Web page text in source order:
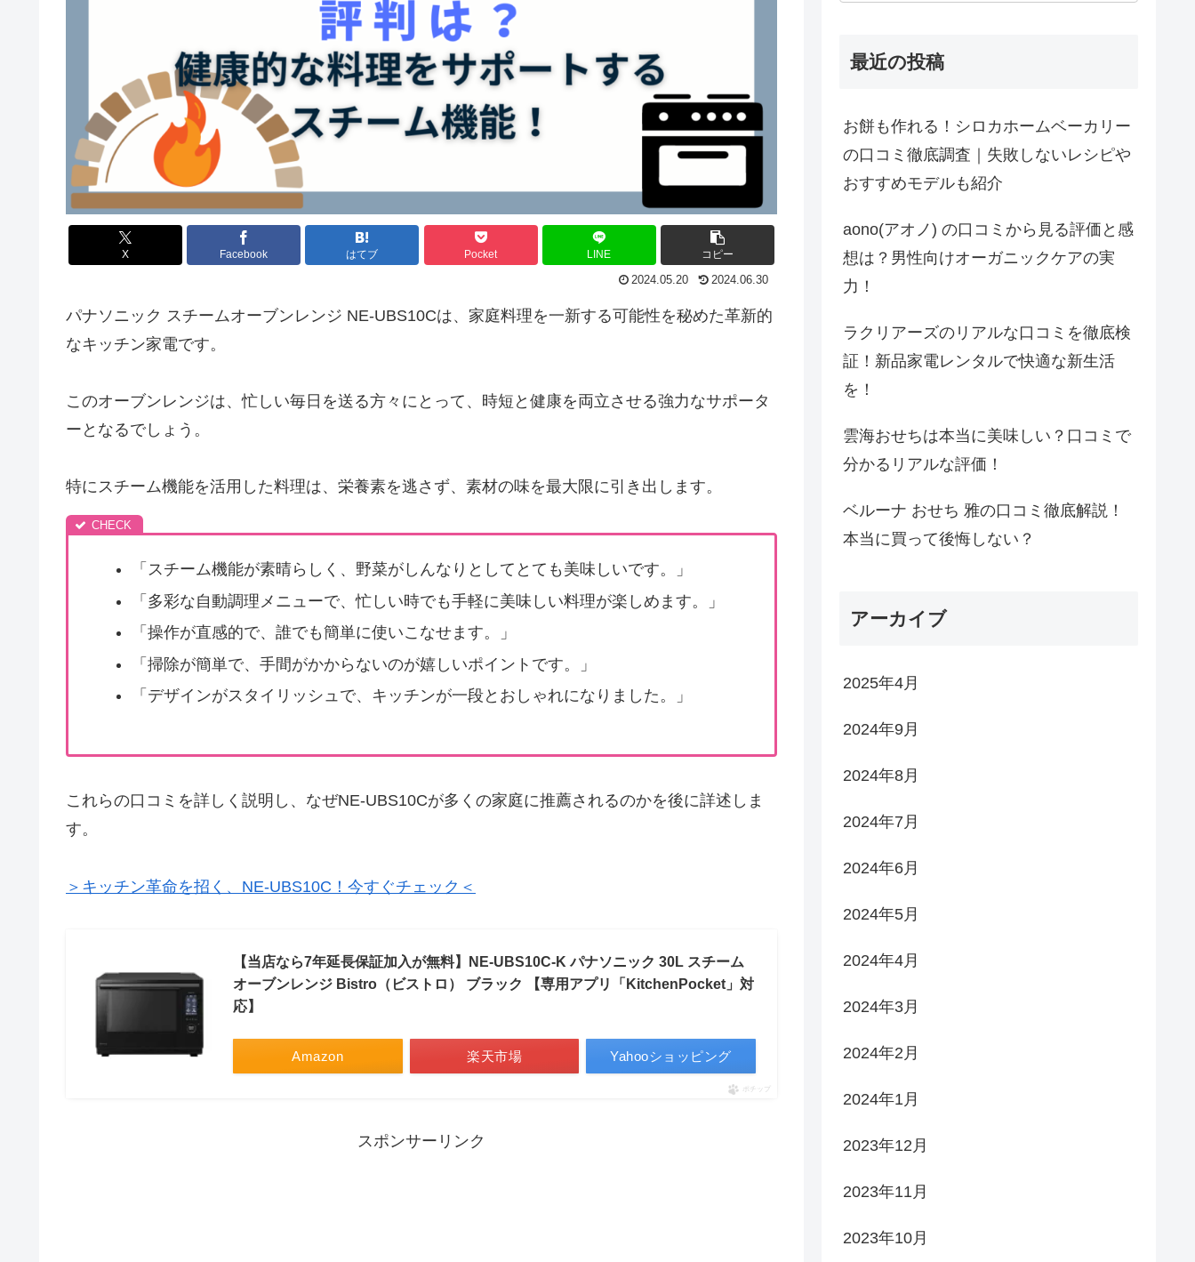
X Facebook はてブ Pocket LINE コピー
2024.05.20 2024.06.30
パナソニック スチームオーブンレンジ NE-UBS10Cは、家庭料理を一新する可能性を秘めた革新的
なキッチン家電です。
このオーブンレンジは、忙しい毎日を送る方々にとって、時短と健康を両立させる強力なサポータ
ーとなるでしょう。
特にスチーム機能を活用した料理は、栄養素を逃さず、素材の味を最大限に引き出します。
「スチーム機能が素晴らしく、野菜がしんなりとしてとても美味しいです。」
「多彩な自動調理メニューで、忙しい時でも手軽に美味しい料理が楽しめます。」
「操作が直感的で、誰でも簡単に使いこなせます。」
「掃除が簡単で、手間がかからないのが嬉しいポイントです。」
「デザインがスタイリッシュで、キッチンが一段とおしゃれになりました。」
これらの口コミを詳しく説明し、なぜNE-UBS10Cが多くの家庭に推薦されるのかを後に詳述しま
す。
＞キッチン革命を招く、NE-UBS10C！今すぐチェック＜
【当店なら7年延長保証加入が無料】NE-UBS10C-K パナソニック 30L スチーム
オーブンレンジ Bistro（ビストロ） ブラック 【専用アプリ「KitchenPocket」対
応】
Amazon 楽天市場 Yahooショッピング
ポチップ
スポンサーリンク
最近の投稿
お餅も作れる！シロカホームベーカリー
の口コミ徹底調査｜失敗しないレシピや
おすすめモデルも紹介
aono(アオノ) の口コミから見る評価と感
想は？男性向けオーガニックケアの実
力！
ラクリアーズのリアルな口コミを徹底検
証！新品家電レンタルで快適な新生活
を！
雲海おせちは本当に美味しい？口コミで
分かるリアルな評価！
ベルーナ おせち 雅の口コミ徹底解説！
本当に買って後悔しない？
アーカイブ
2025年4月
2024年9月
2024年8月
2024年7月
2024年6月
2024年5月
2024年4月
2024年3月
2024年2月
2024年1月
2023年12月
2023年11月
2023年10月